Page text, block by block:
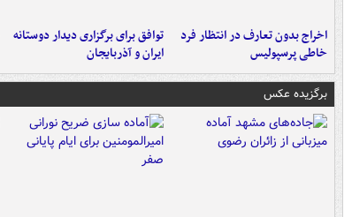
اخراج بدون تعارف در انتظار فرد
خاطی پرسپولیس
توافق برای برگزاری دیدار دوستانه
ایران و آذربایجان
برگزیده عکس